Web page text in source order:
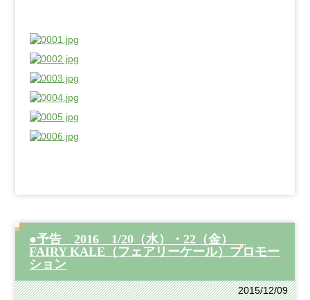
●予告 2016 1/20（水）・22（金）
FAIRY KALE（フェアリーケール）プロモー
ション
2015/12/09